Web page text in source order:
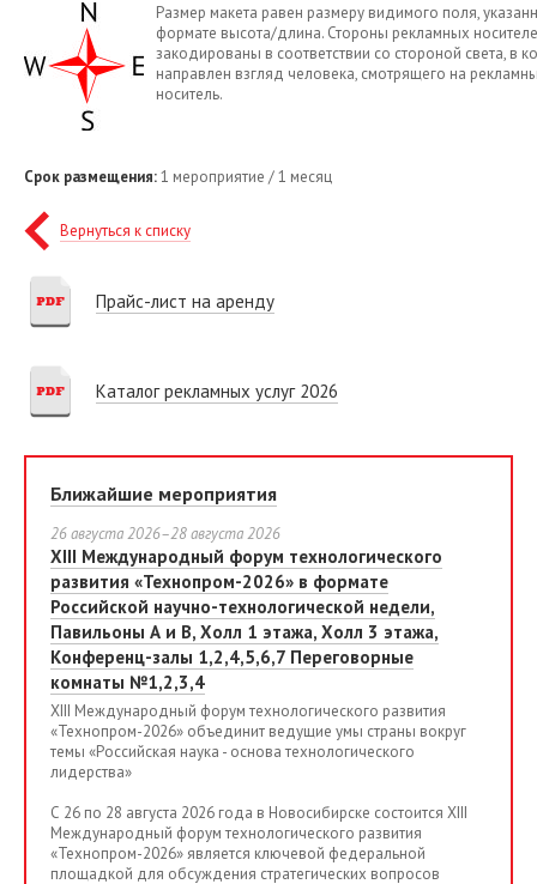
Размер макета равен размеру видимого поля,
формате высота/длина. Стороны рекламных
закодированы в соответствии со стороной света, в
направлен взгляд человека, смотрящего на
носитель.
Срок размещения:1 мероприятие / 1 месяц
Вернуться к списку
Прайс-лист на аренду
Каталог рекламных услуг 2026
Ближайшие мероприятия
26 августа 2026–28 августа 2026
XIII Международный форум технологического
развития «Технопром-2026» в формате
Российской научно-технологической недели,
Павильоны А и В, Холл 1 этажа, Холл 3 этажа,
Конференц-залы 1,2,4,5,6,7 Переговорные
комнаты №1,2,3,4
XIII Международный форум технологического развития
«Технопром-2026» объединит ведущие умы страны вокруг
темы «Российская наука - основа технологического
лидерства»
С 26 по 28 августа 2026 года в Новосибирске состоится XIII
Международный форум технологического развития
«Технопром-2026» является ключевой федеральной
площадкой для обсуждения стратегических вопросов